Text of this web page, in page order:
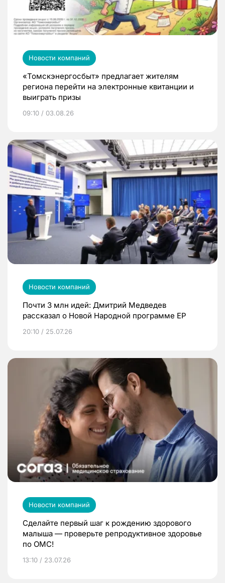
Новости компаний
«Томскэнергосбыт» предлагает жителям
региона перейти на электронные квитанции и
выиграть призы
09:10 / 03.08.26
Новости компаний
Почти 3 млн идей: Дмитрий Медведев
рассказал о Новой Народной программе ЕР
20:10 / 25.07.26
Новости компаний
Сделайте первый шаг к рождению здорового
малыша — проверьте репродуктивное здоровье
по ОМС!
13:10 / 23.07.26